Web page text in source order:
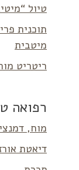
טיול
תוכנית
מיטבית
ריטריט
רפואה
מוח,
דיאטת